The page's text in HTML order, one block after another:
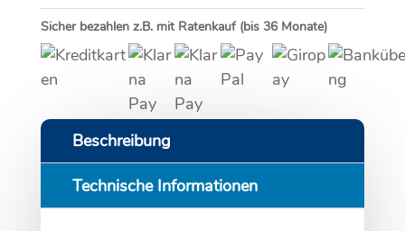
Menge
Sicher bezahlen z.B. mit Ratenkauf (bis 36 Monate)
Beschreibung
Technische Informationen